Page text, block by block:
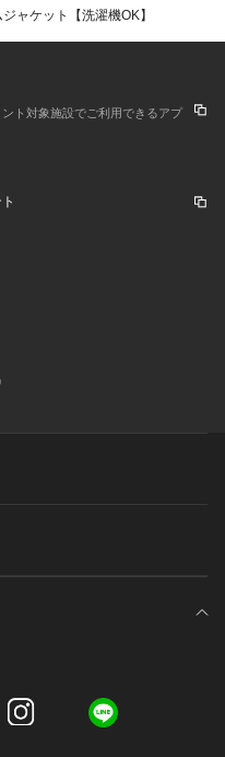
ャケット【洗濯機OK】
ト対象施設でご利用できるアプ